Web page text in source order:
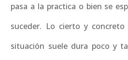
pasa a la practica o bien se
suceder. Lo cierto y
situación suele dura poco y